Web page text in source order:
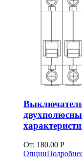
От: 180.00 Р
Опции